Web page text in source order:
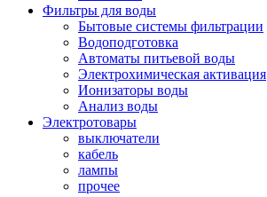
Фильтры для воды
Бытовые системы фильтрации
Водоподготовка
Автоматы питьевой воды
Электрохимическая активация
Ионизаторы воды
Анализ воды
Электротовары
выключатели
кабель
лампы
прочее